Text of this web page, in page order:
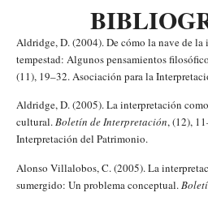
Aldridge, D. (2004). De cómo la nave de
tempestad: Algunos pensamientos
(11), 19–32. Asociación para la
Aldridge, D. (2005). La interpretación
cultural.Boletín de Interpretación, (12),
Interpretación del Patrimonio.
Alonso Villalobos, C. (2005). La
sumergido: Un problema conceptual.